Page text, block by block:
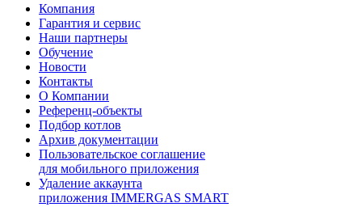
Компания
Гарантия и сервис
Наши партнеры
Обучение
Новости
Контакты
О Компании
Референц-объекты
Подбор котлов
Архив документации
Пользовательское соглашение
для мобильного приложения
Удаление аккаунта
приложения IMMERGAS SMART